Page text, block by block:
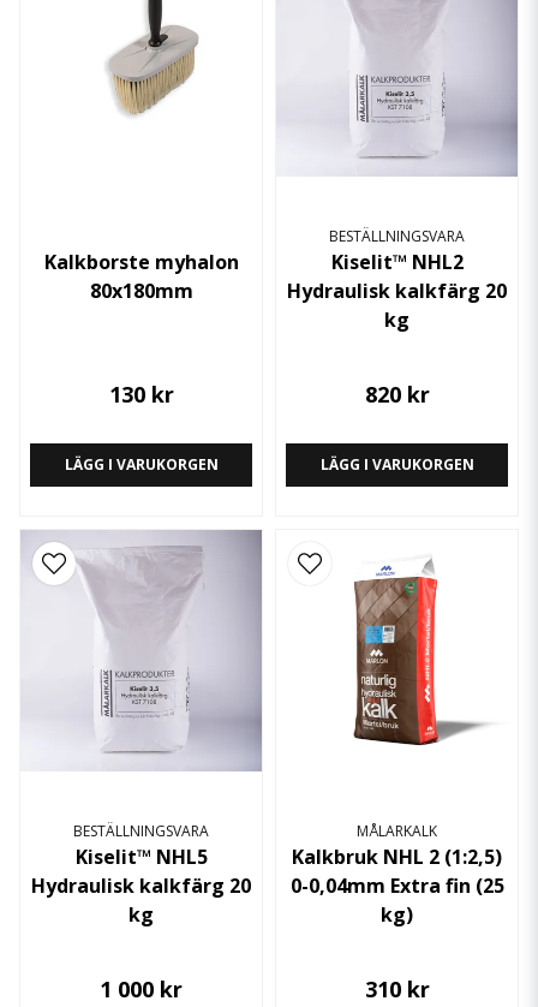
Kalkborste myhalon
80x180mm
130 kr
LÄGG I VARUKORGEN
BESTÄLLNINGSVARA
Kiselit™ NHL2
Hydraulisk kalkfärg 20
kg
820 kr
LÄGG I VARUKORGEN
BESTÄLLNINGSVARA
Kiselit™ NHL5
Hydraulisk kalkfärg 20
kg
1 000 kr
MÅLARKALK
Kalkbruk NHL 2 (1:2,5)
0-0,04mm Extra fin (25
kg)
310 kr